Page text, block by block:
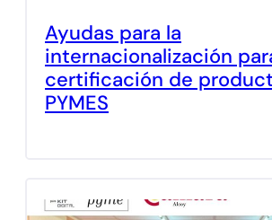
Ayudas para la
internacionalización
certificación de
PYMES